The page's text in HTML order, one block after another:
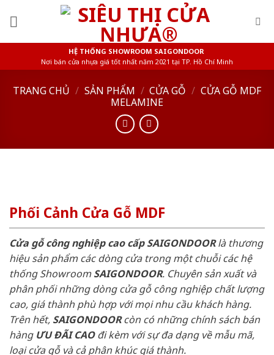
HỆ THỐNG SHOWROOM SAIGONDOOR
Nơi bán cửa nhựa giá tốt nhất năm 2021 tại TP. Hồ Chí Minh
TRANG CHỦ / SẢN PHẨM / CỬA GỖ / CỬA GỖ MDF
MELAMINE
Phối Cảnh Cửa Gỗ MDF
Cửa gỗ công nghiệp cao cấp SAIGONDOORlà thương
hiệu sản phẩm các dòng cửa trong một chuỗi các hệ
thống ShowroomSAIGONDOOR. Chuyên sản xuất và
phân phối những dòng cửa gỗ công nghiệp chất lượng
cao, giá thành phù hợp với mọi nhu cầu khách hàng.
Trên hết, SAIGONDOORcòn có những chính sách bán
hàng ƯU ĐÃI CAOđi kèm với sự đa dạng về mẫu mã,
loại cửa gỗ và cả phân khúc giá thành.